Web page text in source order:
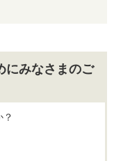
にみなさまのご